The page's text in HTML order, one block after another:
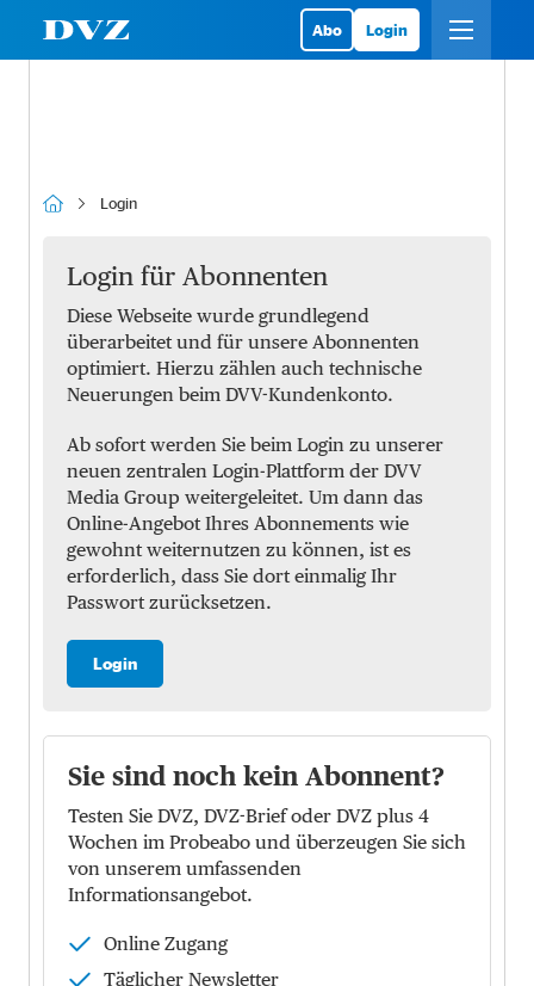
Abo Login
Login
Login für Abonnenten
Diese Webseite wurde grundlegend
überarbeitet und für unsere Abonnenten
optimiert. Hierzu zählen auch technische
Neuerungen beim DVV-Kundenkonto.
Ab sofort werden Sie beim Login zu unserer
neuen zentralen Login-Plattform der DVV
Media Group weitergeleitet. Um dann das
Online-Angebot Ihres Abonnements wie
gewohnt weiternutzen zu können, ist es
erforderlich, dass Sie dort einmalig Ihr
Passwort zurücksetzen.
Login
Sie sind noch kein Abonnent?
Testen Sie DVZ, DVZ-Brief oder DVZ plus 4
Wochen im Probeabo und überzeugen Sie sich
von unserem umfassenden
Informationsangebot.
Online Zugang
Täglicher Newsletter